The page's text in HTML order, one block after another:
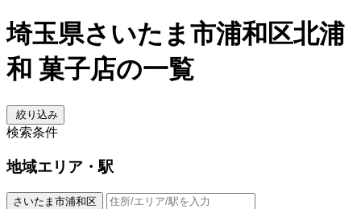
埼玉県さいたま市浦和区北浦
和 菓子店の一覧
絞り込み
検索条件
地域エリア・駅
さいたま市浦和区